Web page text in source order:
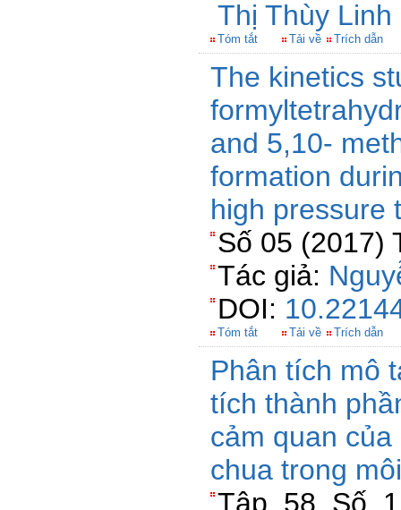
Thị Thùy Linh
Tóm tắt Tải về Trích dẫn
The kinetics
and 5,10-
formation
high pressure
Số 05 (2017)
Tác giả:
DOI:
Tóm tắt Tải về Trích dẫn
Phân tích mô
tích thành
cảm quan
chua trong
Tập. 58, Số.